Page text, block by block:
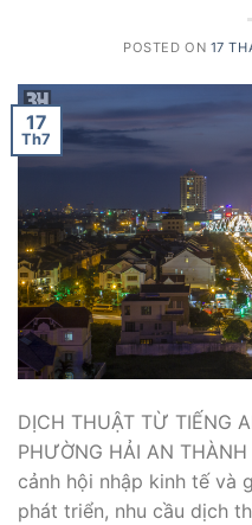
POSTED ON 17
17
Th7
DỊCH THUẬT TỪ TIẾNG
PHƯỜNG HẢI AN
cảnh hội nhập kinh tế và
phát triển, nhu cầu dịch